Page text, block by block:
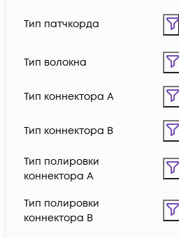
Тип патчкорда
Тип волокна
Тип коннектора A
Тип коннектора B
Тип полировки
коннектора A
Тип полировки
коннектора B